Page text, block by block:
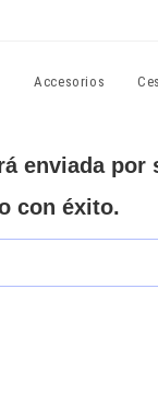
Accesorios
enviada
con éxito.